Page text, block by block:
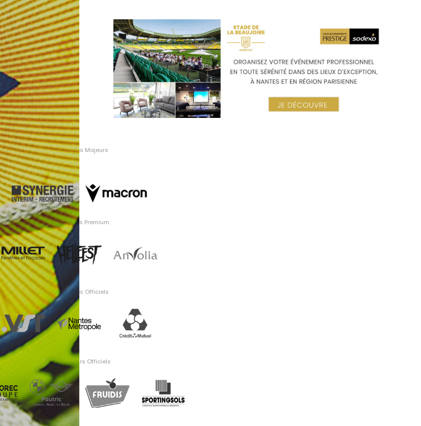
Partenaires Majeurs
Partenaires Premium
Partenaires Officiels
Fournisseurs Officiels